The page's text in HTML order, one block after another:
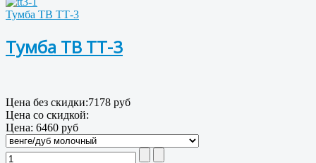
Тумба ТВ ТТ-3
Тумба ТВ ТТ-3
Цена без скидки:7178 руб
Цена со скидкой:
Цена: 6460 руб